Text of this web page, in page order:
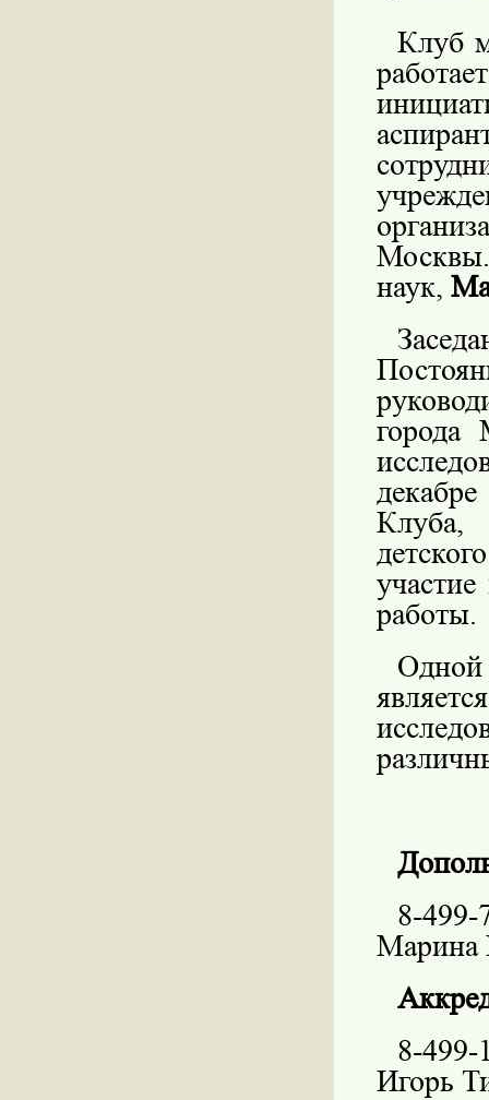
Клуб
Москвы.
наук,
города
Клуба,
работы.
8-499-
8-499-
Игорь